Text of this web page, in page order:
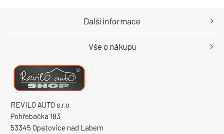
REVILO AUTO s.r.o.
Pohřebačka 183
53345 Opatovice nad Labem
Další informace
Vše o nákupu